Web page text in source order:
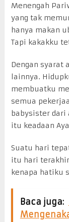
Menengah
yang tak
hanya makan
Tapi kakakku
Dengan syarat
lainnya.
membuatku
semua
babysister dari
itu keadaan
Suatu hari
itu hari
kenapa hatiku
Baca juga: